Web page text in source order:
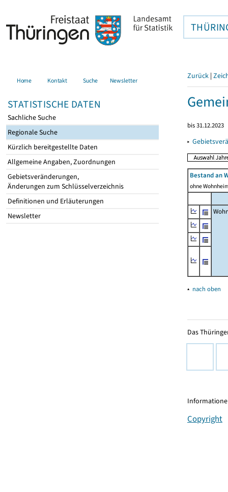
Home Kontakt Suche Newsletter
STATISTISCHE DATEN
Sachliche Suche
Regionale Suche
Kürzlich bereitgestellte Daten
Allgemeine Angaben, Zuordnungen
Gebietsveränderungen,
Änderungen zum Schlüsselverzeichnis
Definitionen und Erläuterungen
Newsletter
Zurück |
bis 31.12.2023
▸
Bestand an
ohne
▴ nach oben
Das
Copyright